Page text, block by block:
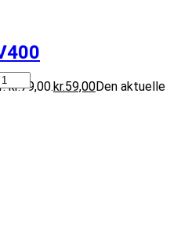
kr.79,00.kr.59,00Den aktuelle